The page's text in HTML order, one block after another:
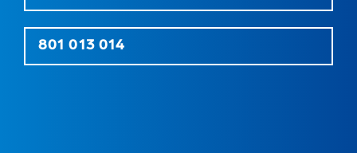
801 013 014